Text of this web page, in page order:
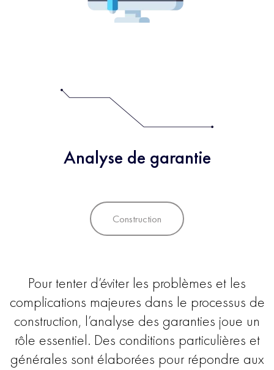
Analyse de garantie
Construction
Pour tenter d’éviter les problèmes et les
complications majeures dans le processus de
construction, l’analyse des garanties joue un
rôle essentiel. Des conditions particulières et
générales sont élaborées pour répondre aux